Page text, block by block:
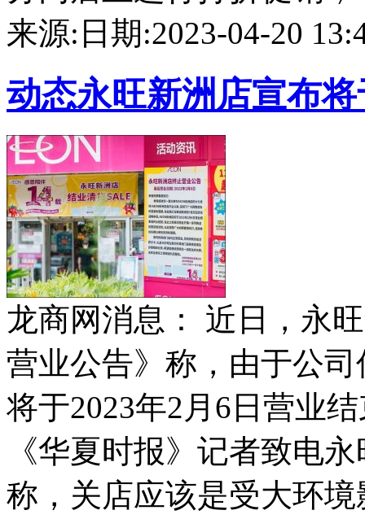
来源: 日期:2023-04-20
动态永旺新洲店宣布
龙商网消息： 近日，永
营业公告》称，由于公
将于2023年2月6日营业
《华夏时报》记者致电
称，关店应该是受大环